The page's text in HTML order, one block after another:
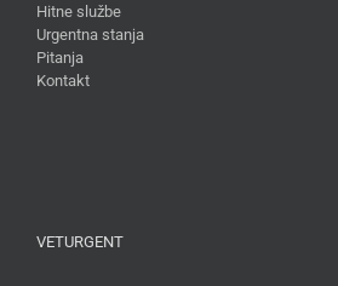
Hitne službe
Urgentna stanja
Pitanja
Kontakt
VETURGENT